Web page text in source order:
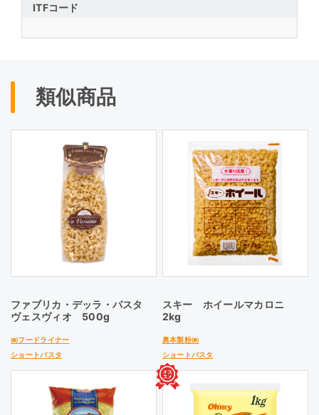
ITFコード
類似商品
ファブリカ・デッラ・パスタ
ヴェスヴィオ 500g
㈱フードライナー
ショートパスタ
スキー ホイールマカロニ
2kg
奥本製粉㈱
ショートパスタ